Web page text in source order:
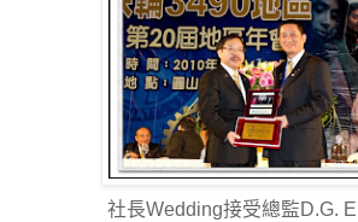
社長Wedding接受總監D.G.